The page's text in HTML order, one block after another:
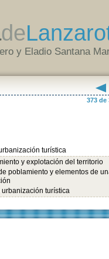
de
y Eladio Santana
373 de
turística
y explotación del territorio
poblamiento y elementos de
urbanización turística